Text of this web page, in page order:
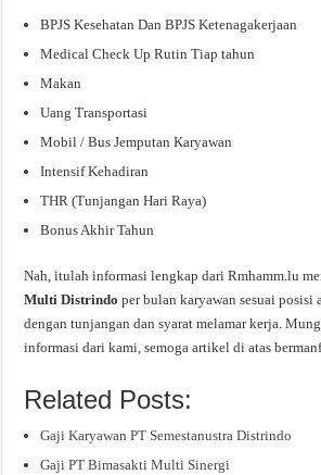
BPJS Kesehatan Dan BPJS Ketenagakerjaan
Medical Check Up Rutin Tiap tahun
Makan
Uang Transportasi
Mobil / Bus Jemputan Karyawan
Intensif Kehadiran
THR (Tunjangan Hari Raya)
Bonus Akhir Tahun
Nah, itulah informasi lengkap dari Rmhamm.lu
Multi Distrindoper bulan karyawan sesuai
dengan tunjangan dan syarat melamar kerja.
informasi dari kami, semoga artikel di atas
Related Posts:
Gaji Karyawan PT Semestanustra Distrindo
Gaji PT Bimasakti Multi Sinergi